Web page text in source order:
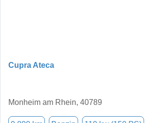
Cupra Ateca
Monheim am Rhein, 40789